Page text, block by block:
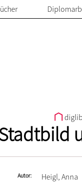
Autor Heigl, Anna